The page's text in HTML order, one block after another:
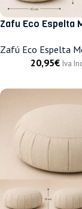
Zafu Eco Espelta
Zafú Eco Espelta
20,95€ Iva